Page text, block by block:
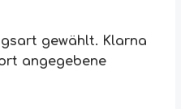
gewählt. Klarna
angegebene